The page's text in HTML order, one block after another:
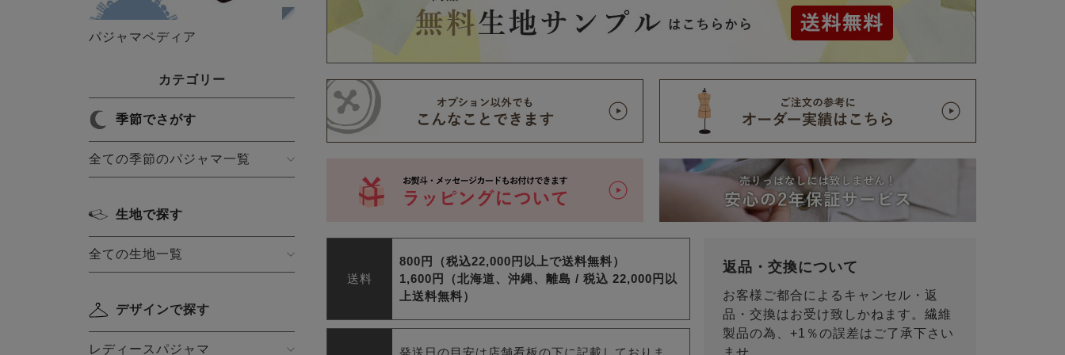
パジャマペディア
カテゴリー
季節でさがす
全ての季節のパジャマ一覧
生地で探す
全ての生地一覧
デザインで探す
レディースパジャマ
送料
800円（税込22,000円以上で送料無料）
1,600円（北海道、沖縄、離島 /税込 22,000円以
上送料無料）
発送日の目安は店舗看板の下に記載しておりま
返品・交換について
お客様ご都合によるキャンセル・返
品・交換はお受け致しかねます。繊維
製品の為、+1％の誤差はご了承下さい